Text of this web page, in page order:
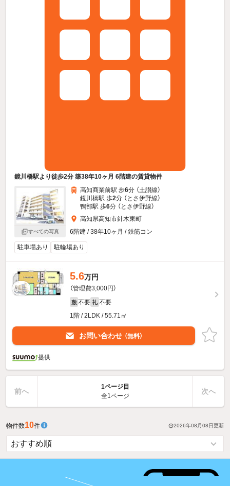
鏡川橋駅より徒歩2分 築38年10ヶ月 6階建の賃貸物件
すべての写真
高知商業前駅 歩6分 （土讃線）
鏡川橋駅 歩2分 （とさ伊野線）
鴨部駅 歩6分 （とさ伊野線）
高知県高知市針木東町
6階建 / 38年10ヶ月 / 鉄筋コン
駐車場あり 駐輪場あり
5.6万円
（管理費3,000円）
敷 不要 礼 不要
1階 / 2LDK / 55.71㎡
お問い合わせ （無料）
提供
前へ
1ページ目
全1ページ
次へ
物件数10件 2026年08月08日更新